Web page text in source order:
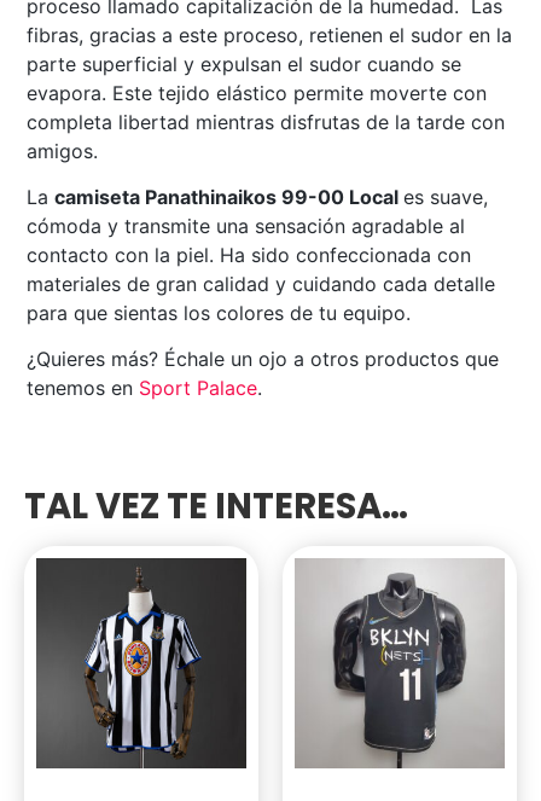
proceso llamado capitalización de la humedad. Las
fibras, gracias a este proceso, retienen el sudor en la
parte superficial y expulsan el sudor cuando se
evapora. Este tejido elástico permite moverte con
completa libertad mientras disfrutas de la tarde con
amigos.
Lacamiseta Panathinaikos 99-00 Local es suave,
cómoda y transmite una sensación agradable al
contacto con la piel. Ha sido confeccionada con
materiales de gran calidad y cuidando cada detalle
para que sientas los colores de tu equipo.
¿Quieres más? Échale un ojo a otros productos que
tenemos en Sport Palace.
TAL VEZ TE INTERESA…